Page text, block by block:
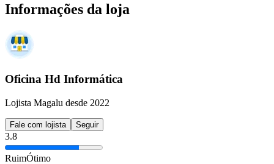
Informações da loja
Oficina Hd Informática
Lojista Magalu desde 2022
Fale com lojista Seguir
3.8
RuimÓtimo